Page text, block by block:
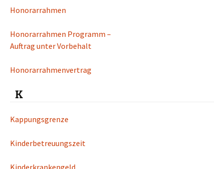
Honorarrahmen
Honorarrahmen Programm –
Auftrag unter Vorbehalt
Honorarrahmenvertrag
K
Kappungsgrenze
Kinderbetreuungszeit
Kinderkrankengeld